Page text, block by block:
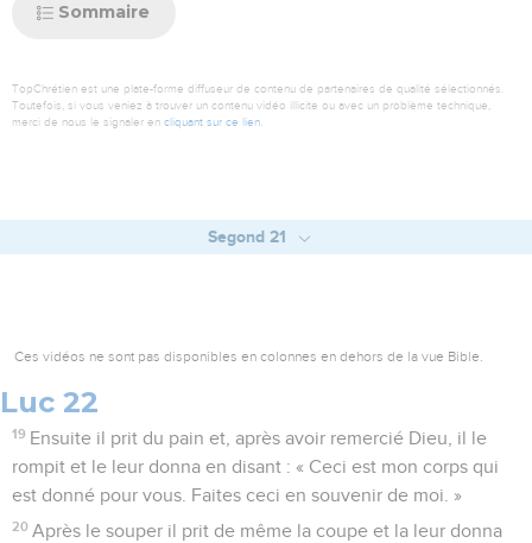
Sommaire
TopChrétien est une plate-forme diffuseur de contenu de partenaires de qualité sélectionnés.
Toutefois, si vous veniez à trouver un contenu vidéo illicite ou avec un problème technique,
merci de nous le signaler en cliquant sur ce lien
Segond 21
Ces vidéos ne sont pas disponibles en colonnes en dehors de la vue Bible.
Luc 22
19 Ensuite il prit du pain et, après avoir remercié Dieu, il le
rompit et le leur donna en disant : « Ceci est mon corps qui
est donné pour vous. Faites ceci en souvenir de moi. »
20 Après le souper il prit de même la coupe et la leur donna